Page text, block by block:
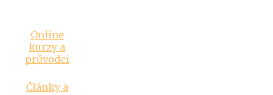
Online
kurzy a
průvodci
Články a